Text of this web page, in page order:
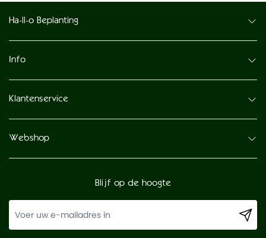
Ha-ll-o Beplanting
Info
Klantenservice
Webshop
Blijf op de hoogte